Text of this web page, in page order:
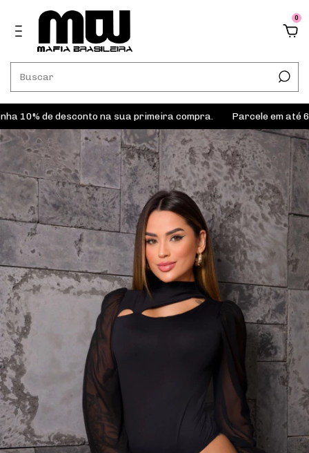
0
de desconto na sua primeira compra. Parcele em até 6x